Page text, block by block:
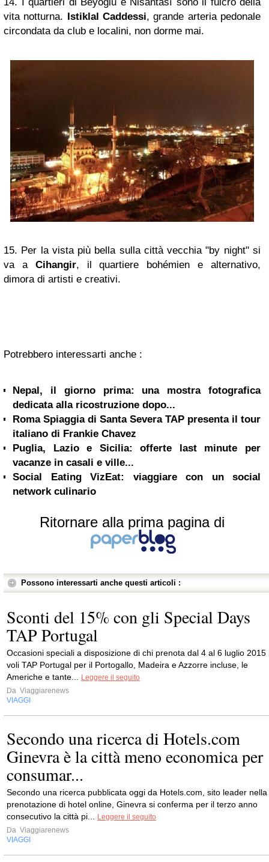
vita notturna. Istiklal Caddessi, grande arteria pedonale
circondata da club e localini, non dorme mai.
15. Per la vista più bella sulla città vecchia "by night" si
va a Cihangir, il quartiere bohémien e alternativo,
dimora di artisti e creativi.
Potrebbero interessarti anche :
Nepal, il giorno prima: una mostra fotografica
dedicata alla ricostruzione dopo...
Roma Spiaggia di Santa Severa TAP presenta il tour
italiano di Frankie Chavez
Puglia, Lazio e Sicilia: offerte last minute per
vacanze in casali e ville...
Social Eating VizEat: viaggiare con un social
network culinario
Ritornare alla prima pagina di
Possono interessarti anche questi articoli :
Sconti del 15% con gli Special Days
TAP Portugal
Occasioni speciali a disposizione di chi prenota dal 4 al 6 luglio 2015
voli TAP Portugal per il Portogallo, Madeira e Azzorre incluse, le
Americhe e tante...
Leggere il seguito
Da Viaggiarenews
VIAGGI
Secondo una ricerca di Hotels.com
Ginevra è la città meno economica per
consumar...
Secondo una ricerca pubblicata oggi da Hotels.com, sito leader nella
prenotazione di hotel online, Ginevra si conferma per il terzo anno
consecutivo la città pi...
Leggere il seguito
Da Viaggiarenews
VIAGGI